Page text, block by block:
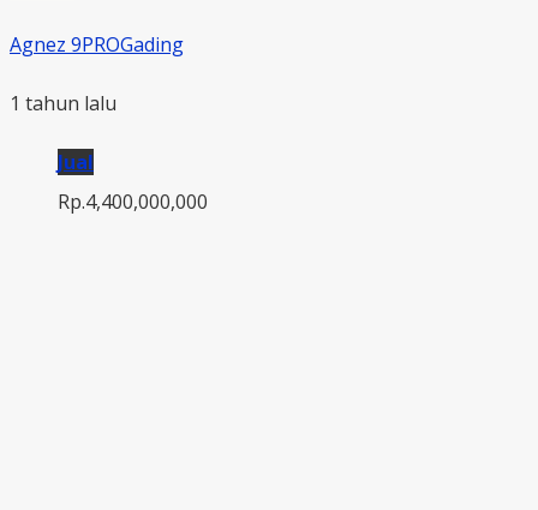
Agnez 9PROGading
1 tahun lalu
Jual
Rp.4,400,000,000